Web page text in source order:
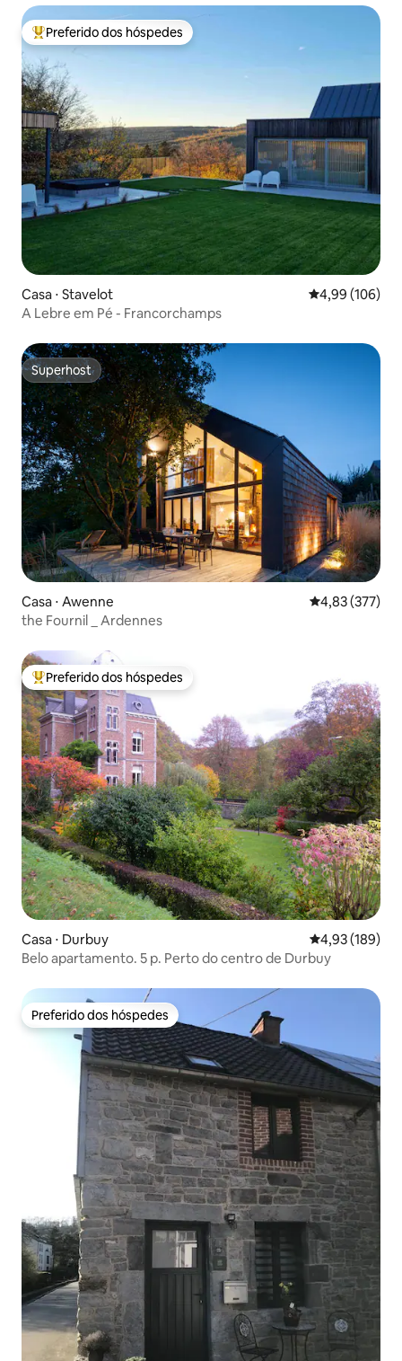
Entre os melhores preferidos dos hóspedes
Preferido dos hóspedes
Casa ⋅ Stavelot 4,99 de uma
4,99 (106)
A Lebre em Pé - Francorchamps
Superhost
Superhost
Casa ⋅ Awenne 4,83 de uma
4,83 (377)
the Fournil _ Ardennes
Entre os melhores preferidos dos hóspedes
Preferido dos hóspedes
Casa ⋅ Durbuy 4,93 de uma
4,93 (189)
Belo apartamento. 5 p. Perto do centro de Durbuy
Preferido dos hóspedes
Preferido dos hóspedes